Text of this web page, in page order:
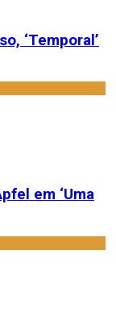
‘Temporal’
em ‘Uma